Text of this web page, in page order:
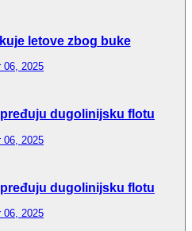
letove zbog buke
06, 2025
dugolinijsku flotu
06, 2025
dugolinijsku flotu
06, 2025